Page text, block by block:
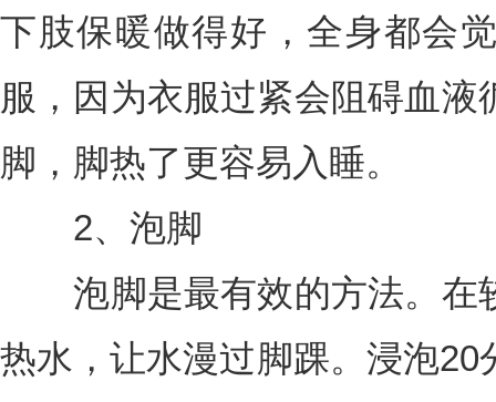
下肢保暖做得好，全身都会
服，因为衣服过紧会阻碍血
脚，脚热了更容易入睡。
2、泡脚
泡脚是最有效的方法。在
热水，让水漫过脚踝。浸泡